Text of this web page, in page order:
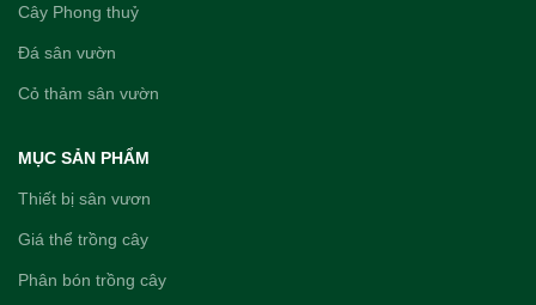
Cây Phong thuỷ
Đá sân vườn
Cỏ thảm sân vườn
MỤC SẢN PHẨM
Thiết bị sân vươn
Giá thể trồng cây
Phân bón trồng cây